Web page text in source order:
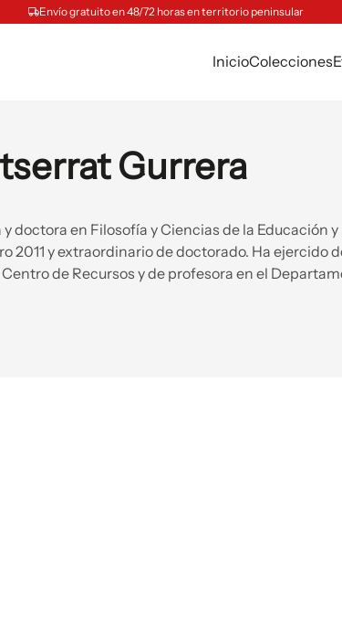
Envío gratuito en 48/72 horas en territorio peninsular
InicioColecciones
Gurrera
doctora en Filosofía y Ciencias de la Educación
2011 y extraordinario de doctorado. Ha ejercido
de Recursos y de profesora en el